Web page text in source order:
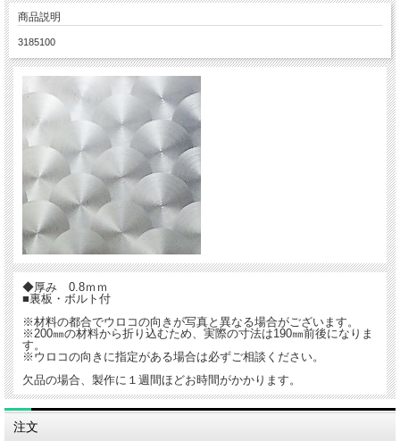
商品説明
3185100
◆厚み 0.8ｍｍ
■裏板・ボルト付
※材料の都合でウロコの向きが写真と異なる場合がございます。
※200㎜の材料から折り込むため、実際の寸法は190㎜前後になりま
す。
※ウロコの向きに指定がある場合は必ずご相談ください。
欠品の場合、製作に１週間ほどお時間がかかります。
注文